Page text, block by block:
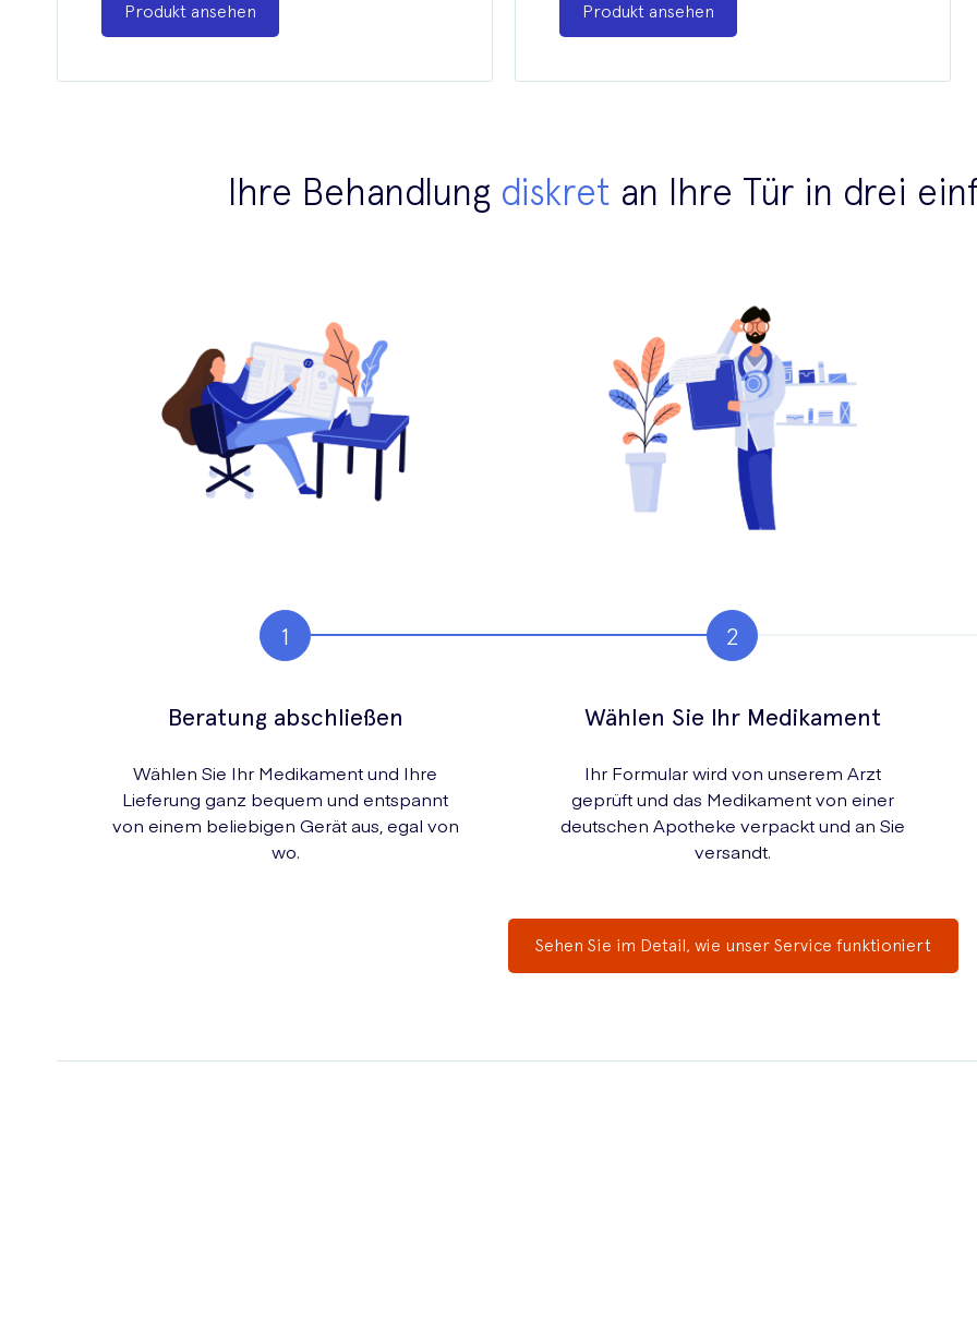
Produkt ansehen Produkt ansehen
Ihre Behandlung diskret an Ihre Tür in drei
Beratung abschließen
Wählen Sie Ihr Medikament und Ihre
Lieferung ganz bequem und entspannt
von einem beliebigen Gerät aus, egal von
wo.
Wählen Sie Ihr Medikament
Ihr Formular wird von unserem Arzt
geprüft und das Medikament von einer
deutschen Apotheke verpackt und an Sie
versandt.
Sehen Sie im Detail, wie unser Service funktioniert